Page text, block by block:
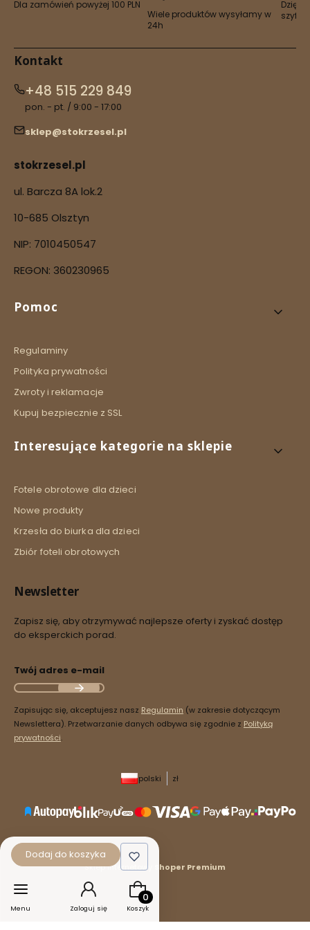
Dla zamówień powyżej 100 PLN
Wiele produktów wysyłamy w
24h
Dzięki
Kontakt
+48 515 229 849
pon. - pt. / 9:00 - 17:00
sklep@stokrzesel.pl
stokrzesel.pl
ul. Barcza 8A lok.2
10-685 Olsztyn
NIP: 7010450547
REGON: 360230965
Linki w stopce
Pomoc
Regulaminy
Polityka prywatności
Zwroty i reklamacje
Kupuj bezpiecznie z SSL
Interesujące kategorie na sklepie
Fotele obrotowe dla dzieci
Nowe produkty
Krzesła do biurka dla dzieci
Zbiór foteli obrotowych
Newsletter
Zapisz się, aby otrzymywać najlepsze oferty i zyskać dostęp
do eksperckich porad.
Twój adres e-mail
Zapisując się, akceptujesz nasz Regulamin (w zakresie dotyczącym
Newslettera). Przetwarzanie danych odbywa się zgodnie z Polityką
prywatności.
polski zł
Sklep internetowy Shoper Premium
Dodaj do koszyka
Menu Zaloguj się
Produkty w koszyku: 0. Zobacz
Koszyk